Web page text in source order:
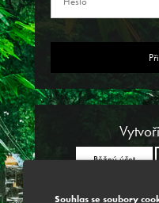
Souhlas se soubory
Běžný účet